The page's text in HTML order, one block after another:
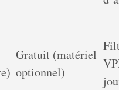
Gratuit (matériel
optionnel)